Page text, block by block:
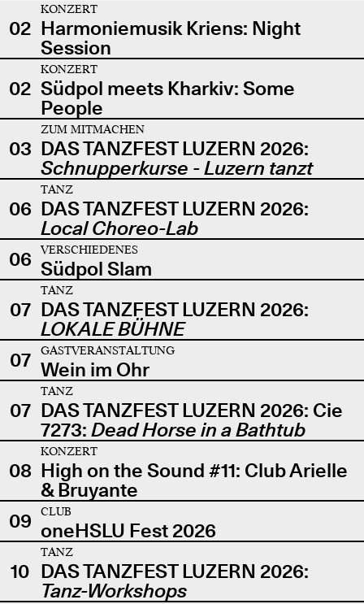
02
KONZERT
Harmoniemusik Kriens: Night
Session
02
KONZERT
Südpol meets Kharkiv: Some
People
03
ZUM MITMACHEN
DAS TANZFEST LUZERN 2026:
Schnupperkurse - Luzern tanzt
06
TANZ
DAS TANZFEST LUZERN 2026:
Local Choreo-Lab
06
VERSCHIEDENES
Südpol Slam
07
TANZ
DAS TANZFEST LUZERN 2026:
LOKALE BÜHNE
07
GASTVERANSTALTUNG
Wein im Ohr
07
TANZ
DAS TANZFEST LUZERN 2026: Cie
7273: Dead Horse in a Bathtub
08
KONZERT
High on the Sound #11: Club Arielle
& Bruyante
09
CLUB
oneHSLU Fest 2026
10
TANZ
DAS TANZFEST LUZERN 2026:
Tanz-Workshops